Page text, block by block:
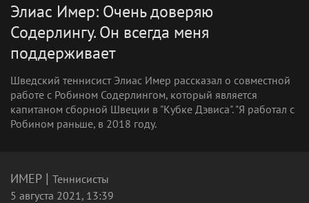
Элиас Имер: Очень доверяю
Содерлингу. Он всегда меня
поддерживает
Шведский теннисист Элиас Имер рассказал о совместной
работе с Робином Содерлингом, который является
капитаном сборной Швеции в "Кубке Дэвиса". "Я работал с
Робином раньше, в 2018 году.
ИМЕР | Теннисисты
5 августа 2021, 13:39